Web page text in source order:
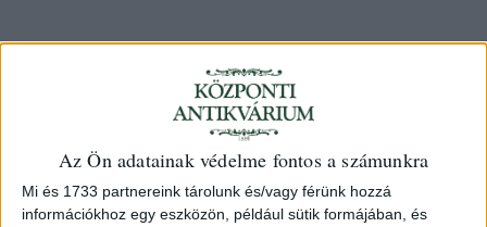
Az Ön adatainak védelme fontos a számunkra
Mi és 1733 partnereink tárolunk és/vagy férünk hozzá
információkhoz egy eszközön, például sütik formájában, és
84. árverés/ 9.
30 000 Ft
Azonosító
70898